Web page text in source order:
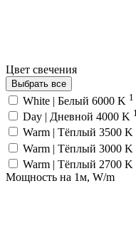
Цвет свечения
Выбрать все
White | Белый 6000 K 1
Day | Дневной 4000 K 1
Warm | Тёплый 3500 K
Warm | Тёплый 3000 K
Warm | Тёплый 2700 K
Мощность на 1м, W/m